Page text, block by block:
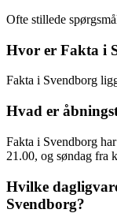
Ofte stillede
Hvor er Fakta i
Fakta i Svendborg
Hvad er
Fakta i Svendborg
21.00, og søndag fra
Hvilke
Svendborg?